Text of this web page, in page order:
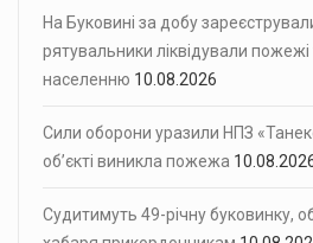
На Буковині за добу
рятувальники ліквідували
населенню 10.08.2026
Сили оборони уразили НПЗ
об’єкті виникла пожежа
Судитимуть 49-річну буковинку,